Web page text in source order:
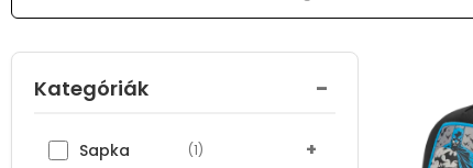
Kategóriák -
Sapka (1) +